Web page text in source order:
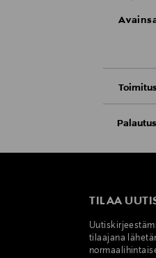
Palautus
LUE
TILAA
tilaajana